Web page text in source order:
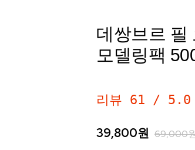
데쌍브르 필
모델링팩
리뷰 61 / 5.0
39,800원 69,000